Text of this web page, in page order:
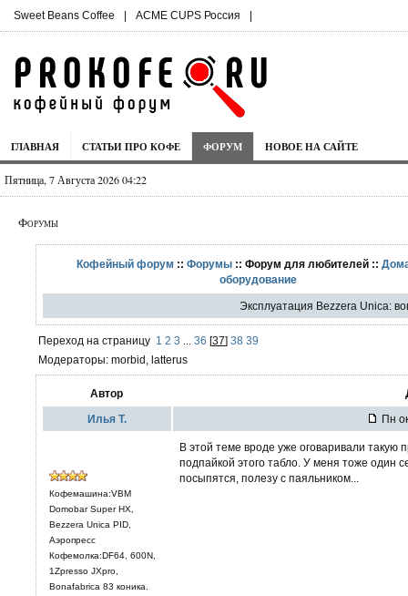
Sweet Beans Coffee | ACME CUPS Россия |
ГЛАВНАЯ СТАТЬИ ПРО КОФЕ ФОРУМ НОВОЕ НА САЙТЕ
Пятница, 7 Августа 2026 04:22
Форумы
Кофейный форум ::Форумы :: Форум для любителей ::
оборудование
Эксплуатация Bezzera Unica:
Переход на страницу 1 2 3 36 [37] 38 39
Модераторы: morbid, latterus
Автор
Илья Т. Пн
Кофемашина:VBM
Domobar Super HX,
Bezzera Unica PID,
Аэропресс
Кофемолка:DF64, 600N,
1Zpresso JXpro,
Bonafabrica 83 коника.
В этой теме вроде уже оговаривали
подпайкой этого табло. У меня тоже один
посыпятся, полезу с паяльником...